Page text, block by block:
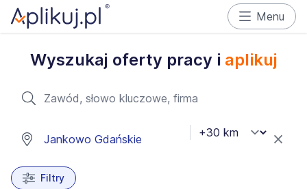
Menu
Wyszukaj oferty pracy i aplikuj
Filtry